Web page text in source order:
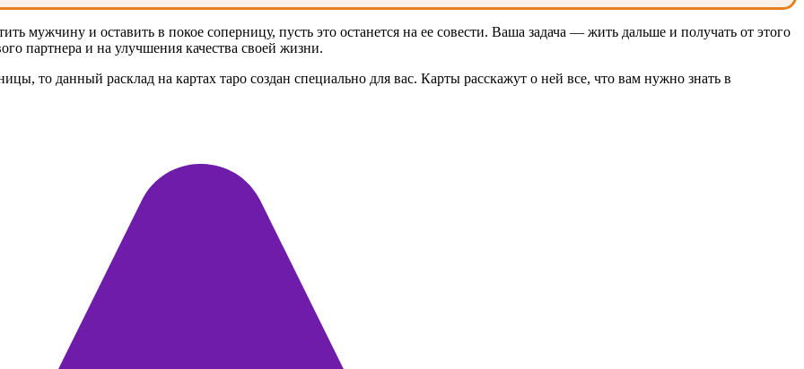
мужчину и оставить в покое соперницу, пусть это останется на ее совести. Ваша задача — жить дальше и получать от этого
партнера и на улучшения качества своей жизни.
то данный расклад на картах таро создан специально для вас. Карты расскажут о ней все, что вам нужно знать в